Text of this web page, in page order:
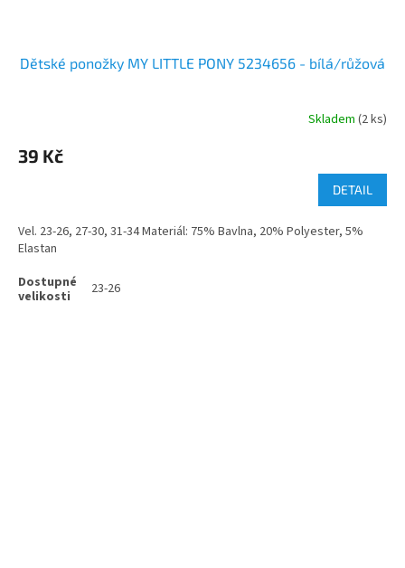
Dětské ponožky MY LITTLE PONY 5234656 - bílá/růžová
Skladem (2 ks)
39 Kč
DETAIL
Vel. 23-26, 27-30, 31-34 Materiál: 75% Bavlna, 20% Polyester, 5%
Elastan
23-26